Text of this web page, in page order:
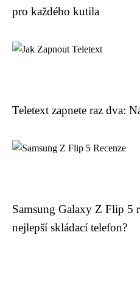
pro každého kutila
Teletext zapnete raz dva:
Samsung Galaxy Z Flip 5
nejlepší skládací telefon?